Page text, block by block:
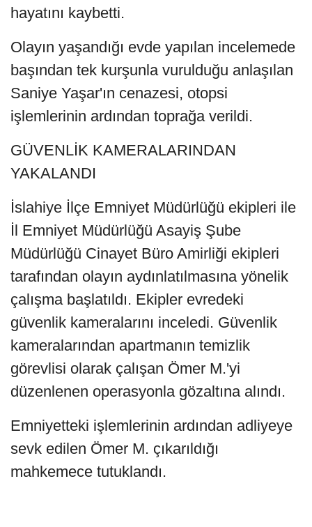
hayatını kaybetti.
Olayın yaşandığı evde yapılan incelemede
başından tek kurşunla vurulduğu anlaşılan
Saniye Yaşar'ın cenazesi, otopsi
işlemlerinin ardından toprağa verildi.
GÜVENLİK KAMERALARINDAN
YAKALANDI
İslahiye İlçe Emniyet Müdürlüğü ekipleri ile
İl Emniyet Müdürlüğü Asayiş Şube
Müdürlüğü Cinayet Büro Amirliği ekipleri
tarafından olayın aydınlatılmasına yönelik
çalışma başlatıldı. Ekipler evredeki
güvenlik kameralarını inceledi. Güvenlik
kameralarından apartmanın temizlik
görevlisi olarak çalışan Ömer M.'yi
düzenlenen operasyonla gözaltına alındı.
Emniyetteki işlemlerinin ardından adliyeye
sevk edilen Ömer M. çıkarıldığı
mahkemece tutuklandı.